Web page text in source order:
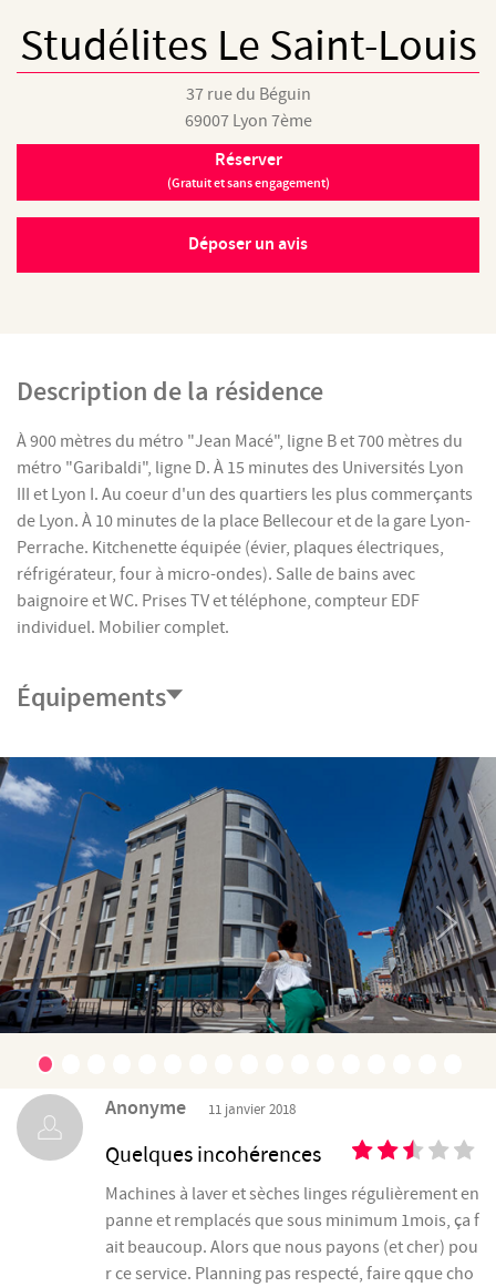
Studélites Le Saint-Louis
37 rue du Béguin
69007 Lyon 7ème
Réserver
(Gratuit et sans engagement)
Déposer un avis
Description de la résidence
À 900 mètres du métro "Jean Macé", ligne B et 700 mètres du
métro "Garibaldi", ligne D. À 15 minutes des Universités Lyon
III et Lyon I. Au coeur d'un des quartiers les plus commerçants
de Lyon. À 10 minutes de la place Bellecour et de la gare Lyon-
Perrache. Kitchenette équipée (évier, plaques électriques,
réfrigérateur, four à micro-ondes). Salle de bains avec
baignoire et WC. Prises TV et téléphone, compteur EDF
individuel. Mobilier complet.
Équipements
Anonyme 11 janvier 2018
Quelques incohérences
Machines à laver et sèches linges régulièrement en
panne et remplacés que sous minimum 1mois, ça f
ait beaucoup. Alors que nous payons (et cher) pou
r ce service. Planning pas respecté, faire qque cho